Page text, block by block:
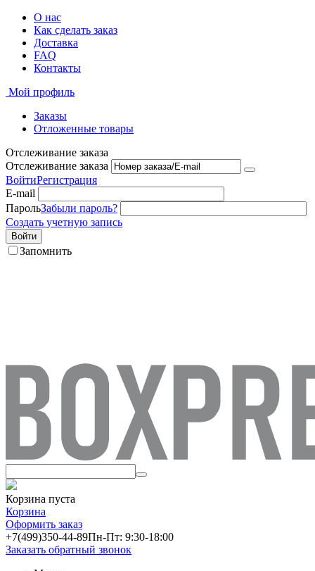
О нас
Как сделать заказ
Доставка
FAQ
Контакты
Мой профиль
Заказы
Отложенные товары
Отслеживание заказа
Отслеживание заказа
ВойтиРегистрация
E-mail
ПарольЗабыли пароль?
Создать учетную запись
Войти
Запомнить
Корзина пуста
Корзина
Оформить заказ
+7(499)350-44-89Пн-Пт: 9:30-18:00
Заказать обратный звонок